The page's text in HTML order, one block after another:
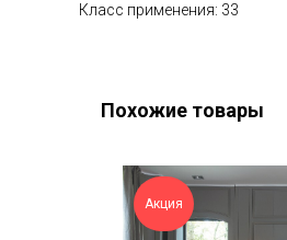
Класс применения: 33
Похожие товары
Акция